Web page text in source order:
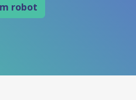
robot